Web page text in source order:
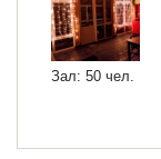
Зал: 50 чел.